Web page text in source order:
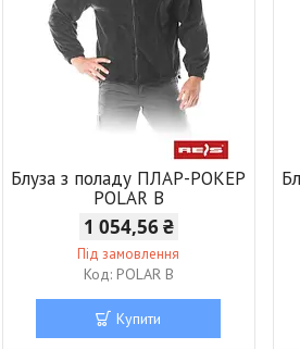
Блуза з поладу ПЛАР-РОКЕР
POLAR B
1 054,56 ₴
Під замовлення
POLAR B
Купити